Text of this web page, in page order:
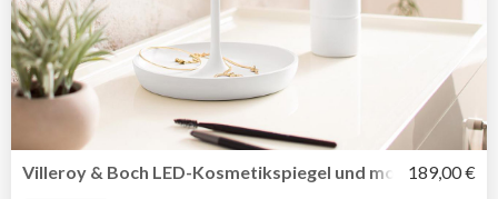
Villeroy & Boch LED-Kosmetikspiegel und mobile189,00 €